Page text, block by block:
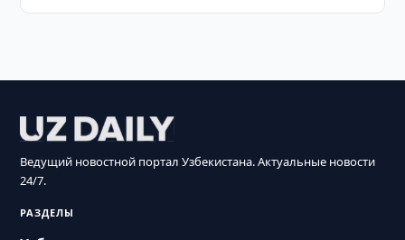
Ведущий новостной портал Узбекистана. Актуальные новости
24/7.
РАЗДЕЛЫ